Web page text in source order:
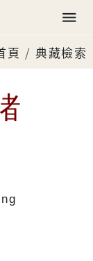
頁 典藏檢索